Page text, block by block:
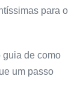
para o
guia de como
um passo